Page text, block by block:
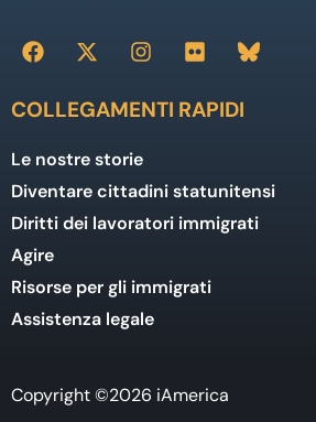
COLLEGAMENTI RAPIDI
Le nostre storie
Diventare cittadini statunitensi
Diritti dei lavoratori immigrati
Agire
Risorse per gli immigrati
Assistenza legale
Copyright ©2026 iAmerica